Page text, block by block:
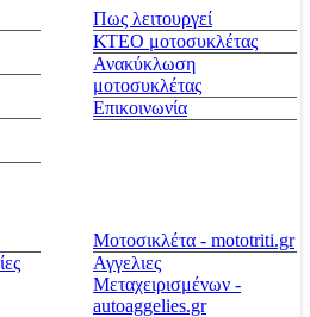
Πως λειτουργεί
ΚΤΕΟ μοτοσυκλέτας
Ανακύκλωση
μοτοσυκλέτας
Επικοινωνία
Μοτοσικλέτα - mototriti.gr
Αγγελιες
Μεταχειρισμένων -
autoaggelies.gr